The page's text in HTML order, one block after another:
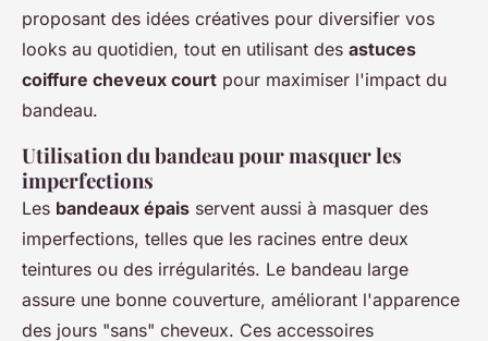
proposant des idées créatives pour diversifier vos
looks au quotidien, tout en utilisant des astuces
coiffure cheveux court pour maximiser l'impact du
bandeau.
Utilisation du bandeau pour masquer les
imperfections
Les bandeaux épais servent aussi à masquer des
imperfections, telles que les racines entre deux
teintures ou des irrégularités. Le bandeau large
assure une bonne couverture, améliorant l'apparence
des jours "sans" cheveux. Ces accessoires